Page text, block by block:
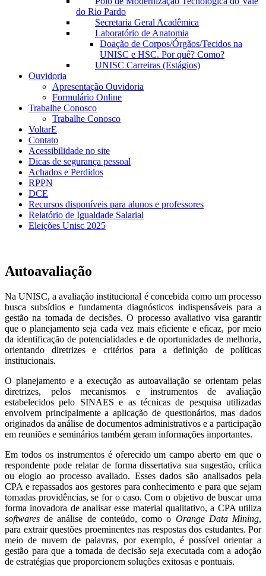
do Rio Pardo
Secretaria Geral Acadêmica
Laboratório de Anatomia
Doação de Corpos/Órgãos/Tecidos na
UNISC e HSC. Por quê? Como?
UNISC Carreiras (Estágios)
Ouvidoria
Apresentação Ouvidoria
Formulário Online
Trabalhe Conosco
Trabalhe Conosco
VoltarE
Contato
Acessibilidade no site
Dicas de segurança pessoal
Achados e Perdidos
RPPN
DCE
Recursos disponíveis para alunos e professores
Relatório de Igualdade Salarial
Eleições Unisc 2025
Autoavaliação
Na UNISC, a avaliação institucional é concebida como um processo
busca subsídios e fundamenta diagnósticos indispensáveis para a
gestão na tomada de decisões. O processo avaliativo visa garantir
que o planejamento seja cada vez mais eficiente e eficaz, por meio
da identificação de potencialidades e de oportunidades de melhoria,
orientando diretrizes e critérios para a definição de políticas
institucionais.
O planejamento e a execução as autoavaliação se orientam pelas
diretrizes, pelos mecanismos e instrumentos de avaliação
estabelecidos pelo SINAES e as técnicas de pesquisa utilizadas
envolvem principalmente a aplicação de questionários, mas dados
originados da análise de documentos administrativos e a participação
em reuniões e seminários também geram informações importantes.
Em todos os instrumentos é oferecido um campo aberto em que o
respondente pode relatar de forma dissertativa sua sugestão, crítica
ou elogio ao processo avaliado. Esses dados são analisados pela
CPA e repassados aos gestores para conhecimento e para que sejam
tomadas providências, se for o caso. Com o objetivo de buscar uma
forma inovadora de analisar esse material qualitativo, a CPA utiliza
softwaresde análise de conteúdo, como o Orange Data Mining,
para extrair questões proeminentes nas respostas dos estudantes. Por
meio de nuvem de palavras, por exemplo, é possível orientar a
gestão para que a tomada de decisão seja executada com a adoção
de estratégias que proporcionem soluções exitosas e pontuais.